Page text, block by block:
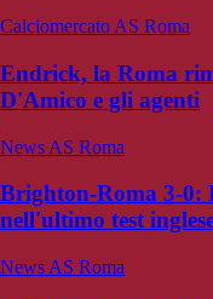
Calciomercato AS Roma
Endrick, la Roma
D'Amico e gli agenti
News AS Roma
Brighton-Roma 3-0:
nell'ultimo test
News AS Roma